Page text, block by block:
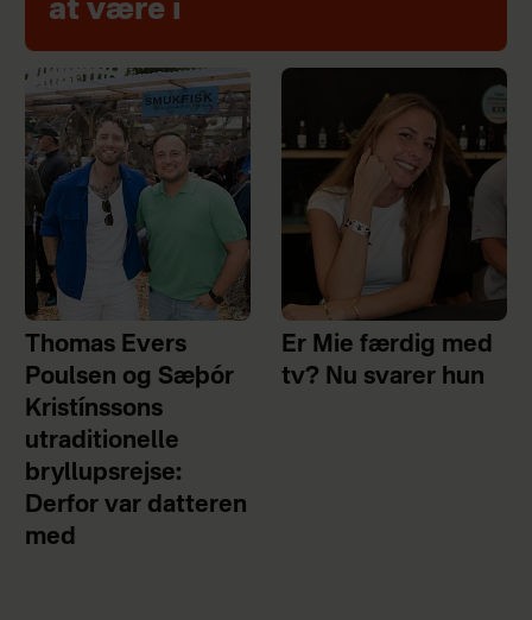
at være i
Thomas Evers
Poulsen og Sæþór
Kristínssons
utraditionelle
bryllupsrejse:
Derfor var datteren
med
Er Mie færdig med
tv? Nu svarer hun